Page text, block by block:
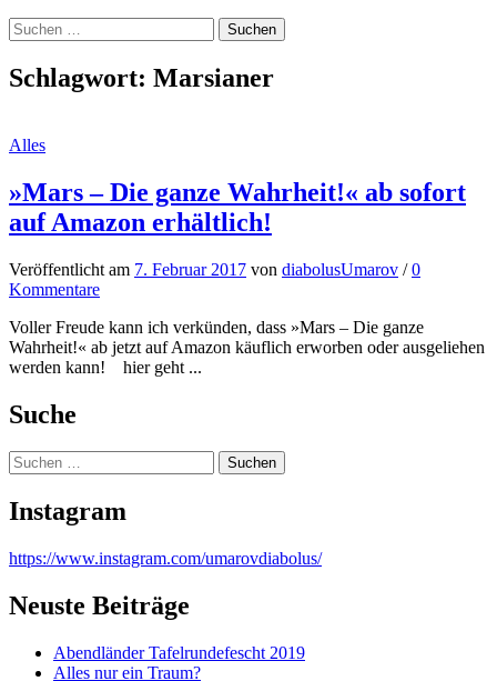
Suchen
nach:
Schlagwort: Marsianer
Alles
»Mars – Die ganze Wahrheit!« ab sofort
auf Amazon erhältlich!
Veröffentlicht am 7. Februar 2017 von diabolusUmarov /0
Kommentare
Voller Freude kann ich verkünden, dass »Mars – Die ganze
Wahrheit!« ab jetzt auf Amazon käuflich erworben oder ausgeliehen
werden kann! hier geht ...
Suche
Suchen
nach:
Instagram
https://www.instagram.com/umarovdiabolus/
Neuste Beiträge
Abendländer Tafelrundefescht 2019
Alles nur ein Traum?